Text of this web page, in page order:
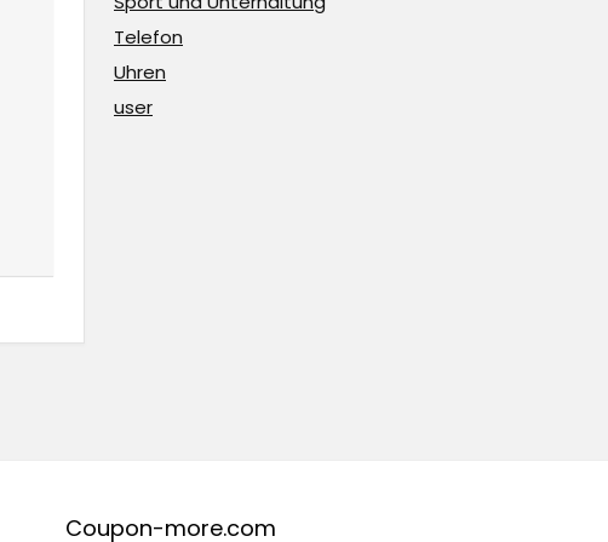
Telefon
Uhren
user
Coupon-more.com